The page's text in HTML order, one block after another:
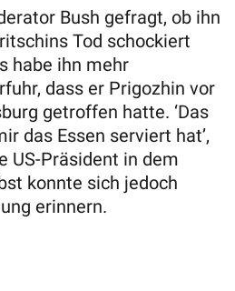
Bush gefragt, ob ihn
Tod schockiert
habe ihn mehr
dass er Prigozhin vor
getroffen hatte. ‘Das
das Essen serviert hat’,
US-Präsident in dem
konnte sich jedoch
erinnern.